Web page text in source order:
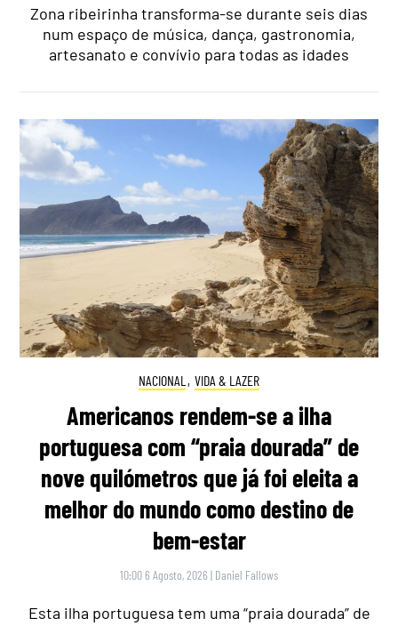
Zona ribeirinha transforma-se durante seis dias
num espaço de música, dança, gastronomia,
artesanato e convívio para todas as idades
NACIONAL , VIDA & LAZER
Americanos rendem-se a ilha
portuguesa com “praia dourada” de
nove quilómetros que já foi eleita a
melhor do mundo como destino de
bem-estar
10:00 6 Agosto, 2026 | Daniel Fallows
Esta ilha portuguesa tem uma “praia dourada” de